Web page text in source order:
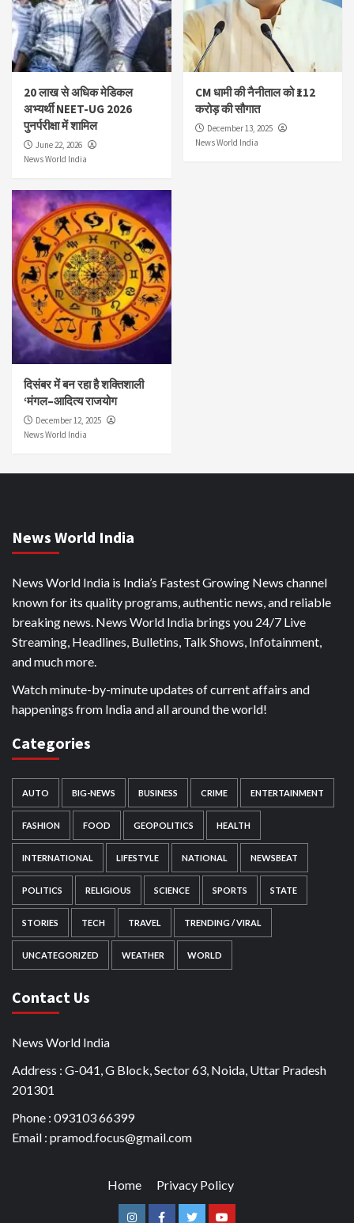
20 लाख से अधिक मेडिकल
अभ्यर्थी NEET-UG 2026
पुनर्परीक्षा में शामिल
June 22, 2026
News World India
CM धामी की नैनीताल को ₹112
करोड़ की सौगात
December 13, 2025
News World India
दिसंबर में बन रहा है शक्तिशाली
‘मंगल–आदित्य राजयोग
December 12, 2025
News World India
News World India
News World India is India’s Fastest Growing News channel
known for its quality programs, authentic news, and reliable
breaking news. News World India brings you 24/7 Live
Streaming, Headlines, Bulletins, Talk Shows, Infotainment,
and much more.
Watch minute-by-minute updates of current affairs and
happenings from India and all around the world!
Categories
AUTO BIG-NEWS BUSINESS CRIME ENTERTAINMENT
FASHION FOOD GEOPOLITICS HEALTH
INTERNATIONAL LIFESTYLE NATIONAL NEWSBEAT
POLITICS RELIGIOUS SCIENCE SPORTS STATE
STORIES TECH TRAVEL TRENDING / VIRAL
UNCATEGORIZED WEATHER WORLD
Contact Us
News World India
Address : G-041, G Block, Sector 63, Noida, Uttar Pradesh
201301
Phone : 093103 66399
Email : pramod.focus@gmail.com
Home Privacy Policy